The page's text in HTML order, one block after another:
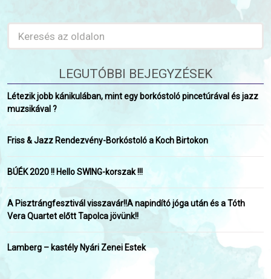
LEGUTÓBBI BEJEGYZÉSEK
Létezik jobb kánikulában, mint egy borkóstoló pincetúrával és jazz
muzsikával ?
Friss & Jazz Rendezvény-Borkóstoló a Koch Birtokon
BÚÉK 2020 !! Hello SWING-korszak !!!
A Pisztrángfesztivál visszavár!!A napindító jóga után és a Tóth
Vera Quartet előtt Tapolca jövünk!!
Lamberg – kastély Nyári Zenei Estek